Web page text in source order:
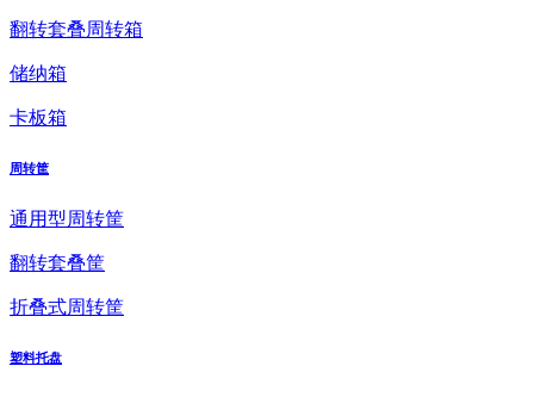
翻转套叠周转箱
储纳箱
卡板箱
周转筐
通用型周转筐
翻转套叠筐
折叠式周转筐
塑料托盘